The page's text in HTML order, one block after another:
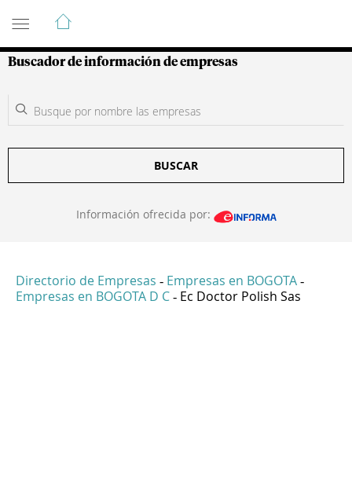
Guía de Empresas Colombianas
Buscador de información de empresas
BUSCAR
Información ofrecida por:
Directorio de Empresas - Empresas en BOGOTA -
Empresas en BOGOTA D C - Ec Doctor Polish Sas